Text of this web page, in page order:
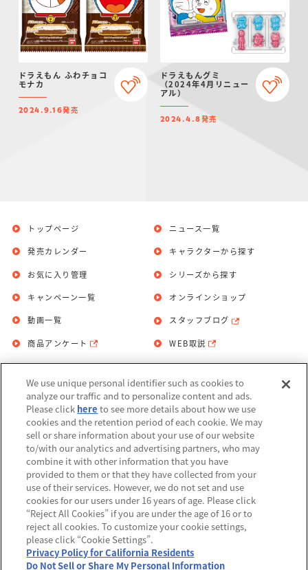
ドラえもん ふわチョコ
モナカ
2024.9.16発売
ドラえもんグミ
（2024年4月リニュー
アル）
2024.4.8発売
トップページ
発売カレンダー
お気に入り管理
ニュース一覧
キャラクターから探す
シリーズから探す
キャンペーン一覧
動画一覧
商品アンケート
オンラインショップ
スタッフブログ
WEB取説
お問い合わせ 個人情報保護方針
利用規約
Do Not Sell or Share My Personal
Information
アレルギー情報
©BANDAI
We use unique personal identifier such as cookies to
analyze our traffic and to personalize content and ads.
Please click here to see more details about how we use
cookies and the retention period of each cookie. We may
sell or share information about your use of our website
to/with our analytics and advertising partners, who may
combine it with other information that you have
provided to them or that they have collected from your
use of their services. However, we do not set and use
cookies for our users under 16 years of age. Please click
“Reject All Cookies” if you are under the age of 16 or to
reject all cookies. To customize your cookie settings,
please click “Cookie Settings”.
Privacy Policy for California Residents
Do Not Sell or Share My Personal Information